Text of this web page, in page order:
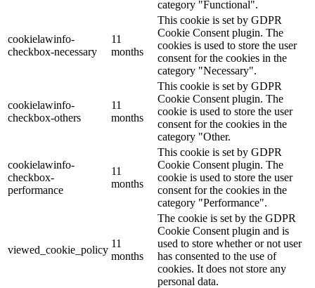
category "Functional".
cookielawinfo-
checkbox-necessary
11
months
This cookie is set by GDPR
Cookie Consent plugin. The
cookies is used to store the user
consent for the cookies in the
category "Necessary".
cookielawinfo-
checkbox-others
11
months
This cookie is set by GDPR
Cookie Consent plugin. The
cookie is used to store the user
consent for the cookies in the
category "Other.
cookielawinfo-
checkbox-
performance
11
months
This cookie is set by GDPR
Cookie Consent plugin. The
cookie is used to store the user
consent for the cookies in the
category "Performance".
viewed_cookie_policy
11
months
The cookie is set by the GDPR
Cookie Consent plugin and is
used to store whether or not user
has consented to the use of
cookies. It does not store any
personal data.